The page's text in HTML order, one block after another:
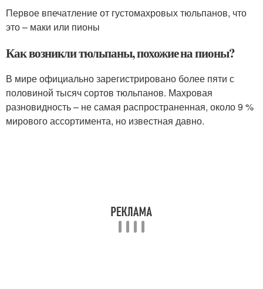
Первое впечатление от густомахровых тюльпанов, что
это – маки или пионы
Как возникли тюльпаны, похожие на пионы?
В мире официально зарегистрировано более пяти с
половиной тысяч сортов тюльпанов. Махровая
разновидность – не самая распространенная, около 9 %
мирового ассортимента, но известная давно.